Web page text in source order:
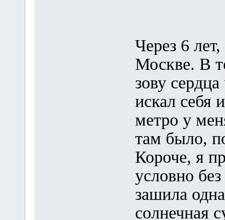
Через 6
Москве. В
зову
искал себя
метро у
там было,
Короче, я
условно
зашила
солнечная